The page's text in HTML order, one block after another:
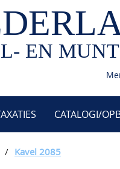
EN
CATALOGI/
/ Kavel 2085